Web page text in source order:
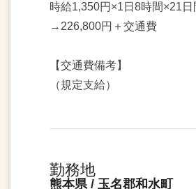
時給1,350円×1日8時間×21日
→226,800円＋交通費
【交通費備考】
（規定支給）
勤務地
熊本県 / 玉名郡和水町